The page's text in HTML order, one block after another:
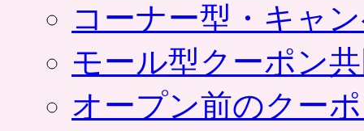
コーナー型・キャ
モール型クーポン
オープン前のクー